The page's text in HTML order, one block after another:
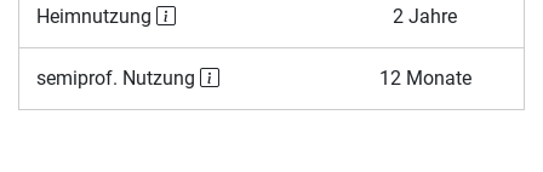
Heimnutzung 2 Jahre
semiprof. Nutzung 12 Monate